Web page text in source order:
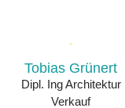
Tobias Grünert
Dipl. Ing Architektur
Verkauf